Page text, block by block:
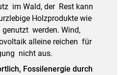
im Wald, der Rest kann
Holzprodukte wie
genutzt werden. Wind,
alleine reichen für
nicht aus.
Fossilenergie durch